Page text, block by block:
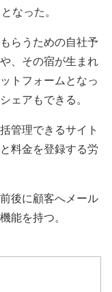
なった。
らうための自社予
、その宿が生まれ
トフォームとなっ
ェアもできる。
管理できるサイト
料金を登録する労
後に顧客へメール
能を持つ。